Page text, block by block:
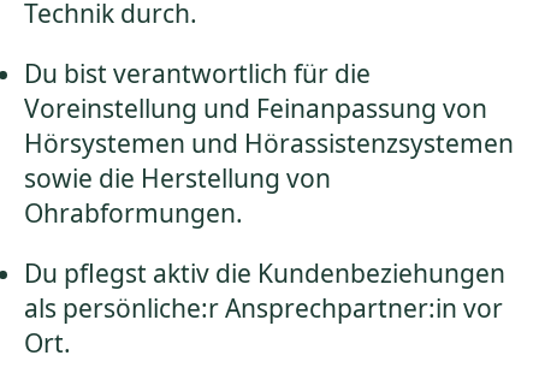
Technik durch.
Du bist verantwortlich für die
Voreinstellung und Feinanpassung von
Hörsystemen und Hörassistenzsystemen
sowie die Herstellung von
Ohrabformungen.
Du pflegst aktiv die Kundenbeziehungen
als persönliche:r Ansprechpartner:in vor
Ort.